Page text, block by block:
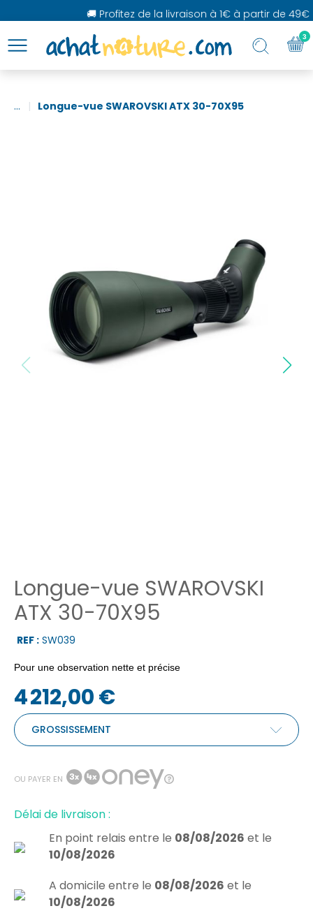
🚚 Profitez de la livraison à 1€ à partir de 49€
... Longue-vue SWAROVSKI ATX 30-70X95
Longue-vue SWAROVSKI
ATX 30-70X95
REF : SW039
Pour une observation nette et précise
4 212,00 €
GROSSISSEMENT
OU PAYER EN
Délai de livraison :
En point relais entre le 08/08/2026 et le
10/08/2026
A domicile entre le 08/08/2026 et le
10/08/2026
3